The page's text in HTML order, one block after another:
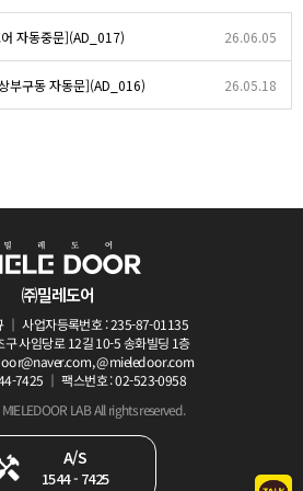
자동중문](AD_017) 26.06.05
부구동 자동문](AD_016) 26.05.18
㈜밀레도어
｜ 사업자등록번호 : 235-87-01135
구 사임당로 12길 10-5 송화빌딩 1층
@mieledoor.com
7425 ｜ 팩스번호 : 02-523-0958
LAB All rights reserved.
A/S
1544 - 7425